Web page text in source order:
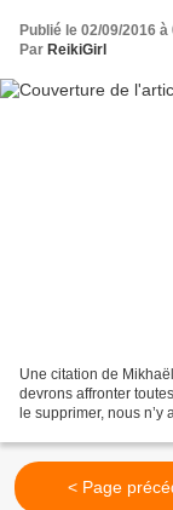
Publié le 02/09/2016 à
Par ReikiGirl
Une citation de
devrons affronter
le supprimer, nous n’y
< Page